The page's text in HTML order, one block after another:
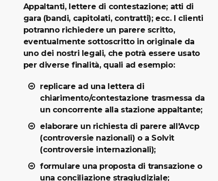
Appaltanti, lettere di contestazione; atti di
gara (bandi, capitolati, contratti); ecc. I clienti
potranno richiedere un parere scritto,
eventualmente sottoscritto in originale da
uno dei nostri legali, che potrà essere usato
per diverse finalità, quali ad esempio:
replicare ad una lettera di
chiarimento/contestazione trasmessa da
un concorrente alla stazione appaltante;
elaborare un richiesta di parere all'Avcp
(controversie nazionali) o a Solvit
(controversie internazionali);
formulare una proposta di transazione o
una conciliazione stragiudiziale;